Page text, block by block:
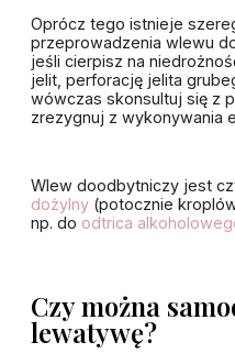
Oprócz tego istnieje
przeprowadzenia wlewu
jeśli cierpisz na
jelit, perforację jelita
wówczas skonsultuj się z
zrezygnuj z wykonywania
Wlew doodbytniczy jest
dożylny (potocznie
np. do odtrica
Czy można
lewatywę?